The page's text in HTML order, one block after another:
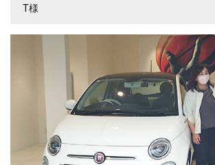
T様